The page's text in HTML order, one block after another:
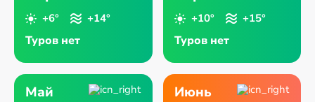
+6° +14°
Туров нет
+10° +15°
Туров нет
Май Июнь